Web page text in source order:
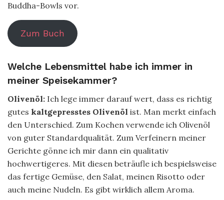
Buddha-Bowls vor.
Zum Buch
Welche Lebensmittel habe ich immer in
meiner Speisekammer?
Olivenöl: Ich lege immer darauf wert, dass es richtig
gutes kaltgepresstes Olivenöl ist. Man merkt einfach
den Unterschied. Zum Kochen verwende ich Olivenöl
von guter Standardqualität. Zum Verfeinern meiner
Gerichte gönne ich mir dann ein qualitativ
hochwertigeres. Mit diesen beträufle ich bespielsweise
das fertige Gemüse, den Salat, meinen Risotto oder
auch meine Nudeln. Es gibt wirklich allem Aroma.